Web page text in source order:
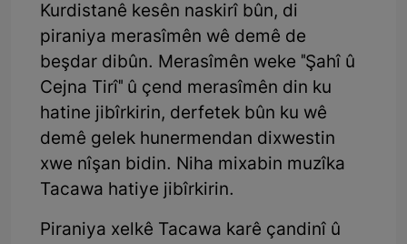
Kurdistanê kesên naskirî bûn, di
piraniya merasîmên wê demê de
beşdar dibûn. Merasîmên weke "Şahî û
Cejna Tirî" û çend merasîmên din ku
hatine jibîrkirin, derfetek bûn ku wê
demê gelek hunermendan dixwestin
xwe nîşan bidin. Niha mixabin muzîka
Tacawa hatiye jibîrkirin.
Piraniya xelkê Tacawa karê çandinî û